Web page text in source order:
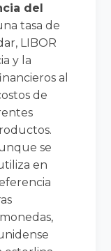
del
tasa de
LIBOR
y la
al
de
se
en